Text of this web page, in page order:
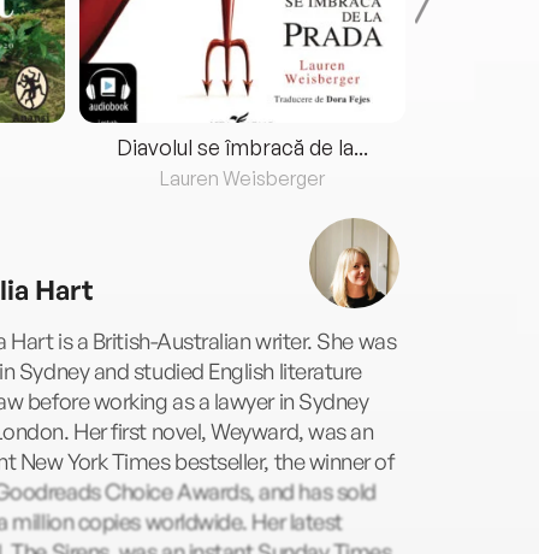
Diavolul se îmbracă de la...
Lauren Weisberger
Hart
Hart is a British-Australian writer. She was
Sydney and studied English literature
before working as a lawyer in Sydney
Her first novel, Weyward, was an
New York Times bestseller, the winner of
Choice Awards, and has sold
million copies worldwide. Her latest